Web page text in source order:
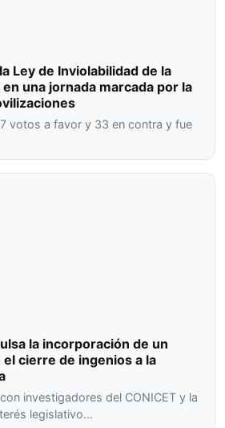
Ley de Inviolabilidad de la
una jornada marcada por la
votos a favor y 33 en contra y fue
la incorporación de un
cierre de ingenios a la
investigadores del CONICET y la
legislativo…